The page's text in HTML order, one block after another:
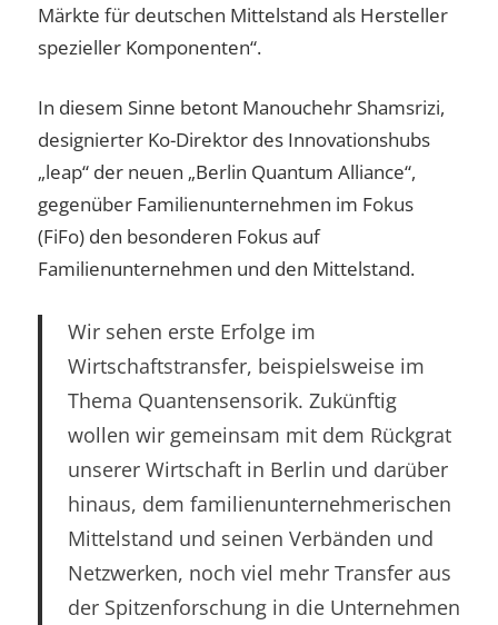
Märkte für deutschen Mittelstand als Hersteller
spezieller Komponenten“.
In diesem Sinne betont Manouchehr Shamsrizi,
designierter Ko-Direktor des Innovationshubs
„leap“ der neuen „Berlin Quantum Alliance“,
gegenüber Familienunternehmen im Fokus
(FiFo) den besonderen Fokus auf
Familienunternehmen und den Mittelstand.
Wir sehen erste Erfolge im
Wirtschaftstransfer, beispielsweise im
Thema Quantensensorik. Zukünftig
wollen wir gemeinsam mit dem Rückgrat
unserer Wirtschaft in Berlin und darüber
hinaus, dem familienunternehmerischen
Mittelstand und seinen Verbänden und
Netzwerken, noch viel mehr Transfer aus
der Spitzenforschung in die Unternehmen